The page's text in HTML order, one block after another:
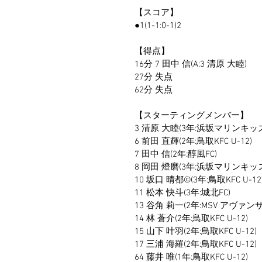
【スコア】
●1(1-1:0-1)2
【得点】
16分 7 田中 信(A:3 清原 大睦)
27分 失点
62分 失点
【スターティングメンバー】
3 清原 大睦(3年:浜坂マリンキッ
6 前田 直輝(2年:鳥取KFC U-12)
7 田中 信(2年:醇風FC)
8 岡田 燈磨(3年:浜坂マリンキッ
10 坂口 晴都©️(3年:鳥取KFC U-
11 松本 快斗(3年:城北FC)
13 谷角 莉一(2年:MSV アヴァン
14 林 蒼介(2年:鳥取KFC U-12)
15 山下 叶羽(2年:鳥取KFC U-12)
17 三浦 海羅(2年:鳥取KFC U-12)
64 藤井 唯(1年:鳥取KFC U-12)